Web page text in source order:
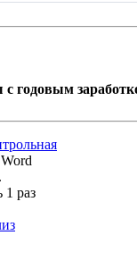
годовым
1 раз